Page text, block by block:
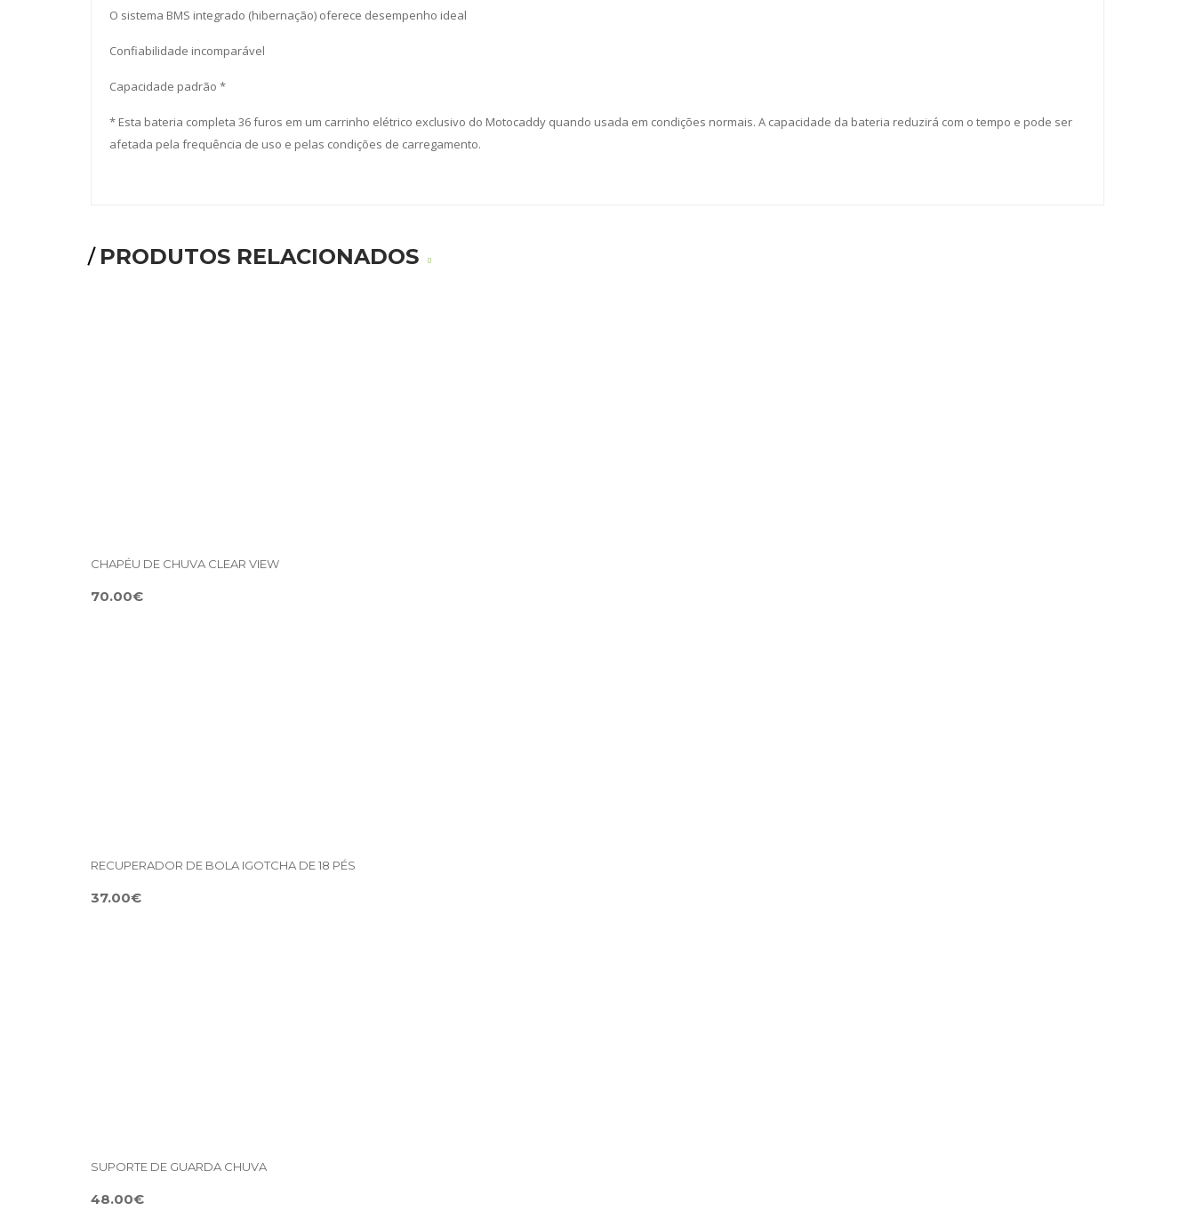
O sistema BMS integrado (hibernação) oferece desempenho ideal
Confiabilidade incomparável
Capacidade padrão *
* Esta bateria completa 36 furos em um carrinho elétrico exclusivo do Motocaddy quando usada em condições normais. A capacidade da bateria reduzirá com o tempo e pode ser
afetada pela frequência de uso e pelas condições de carregamento.
PRODUTOS RELACIONADOS
CHAPÉU DE CHUVA CLEAR VIEW
70.00€
RECUPERADOR DE BOLA IGOTCHA DE 18 PÉS
37.00€
SUPORTE DE GUARDA CHUVA
48.00€